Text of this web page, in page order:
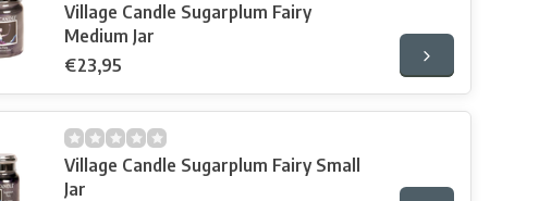
Village Candle Sugarplum Fairy
Medium Jar
€23,95
Village Candle Sugarplum Fairy Small
Jar